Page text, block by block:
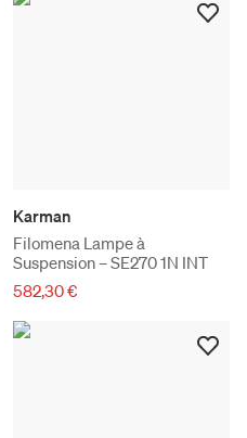
Karman
Filomena Lampe à
Suspension – SE270 1N INT
582,30 €